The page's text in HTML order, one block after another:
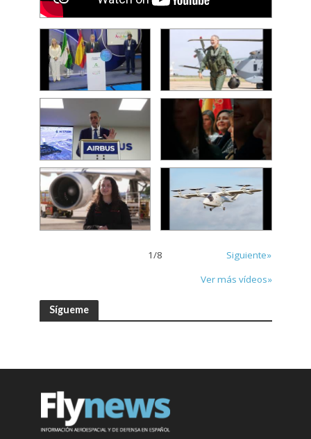
1/8
Siguiente»
Ver más vídeos»
Sígueme